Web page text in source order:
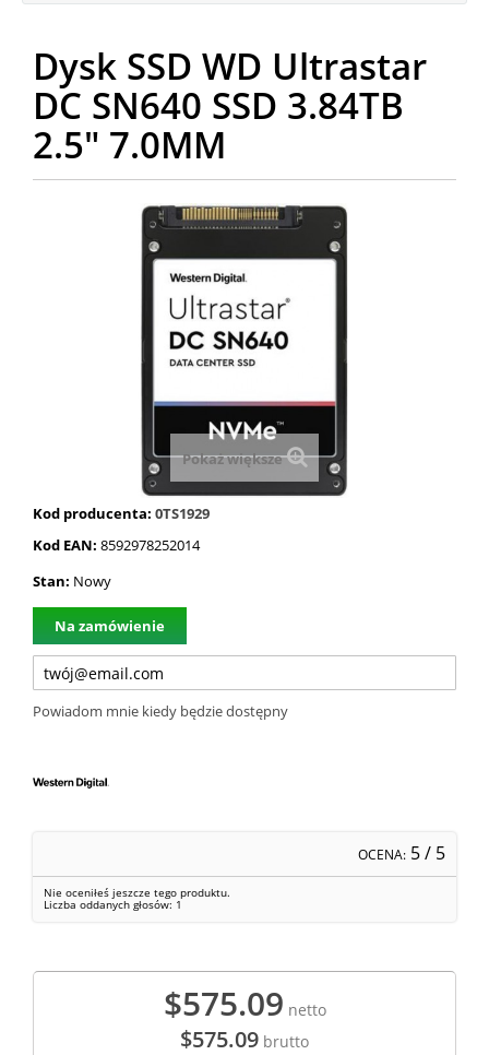
Dysk SSD WD Ultrastar
DC SN640 SSD 3.84TB
2.5" 7.0MM
Pokaż większe
Kod producenta: 0TS1929
Kod EAN: 8592978252014
Stan: Nowy
Na zamówienie
Powiadom mnie kiedy będzie dostępny
OCENA: 5/ 5
Nie oceniłeś jeszcze tego produktu.
Liczba oddanych głosów: 1
$575.09 netto
$575.09 brutto